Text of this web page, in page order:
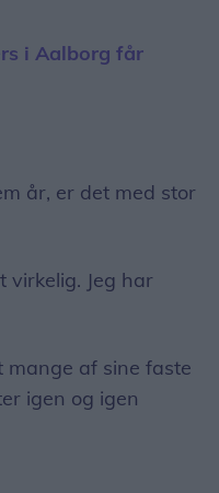
i Aalborg får
år, er det med stor
virkelig. Jeg har
af sine faste
igen og igen